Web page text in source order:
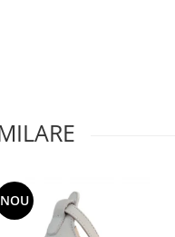
NOU